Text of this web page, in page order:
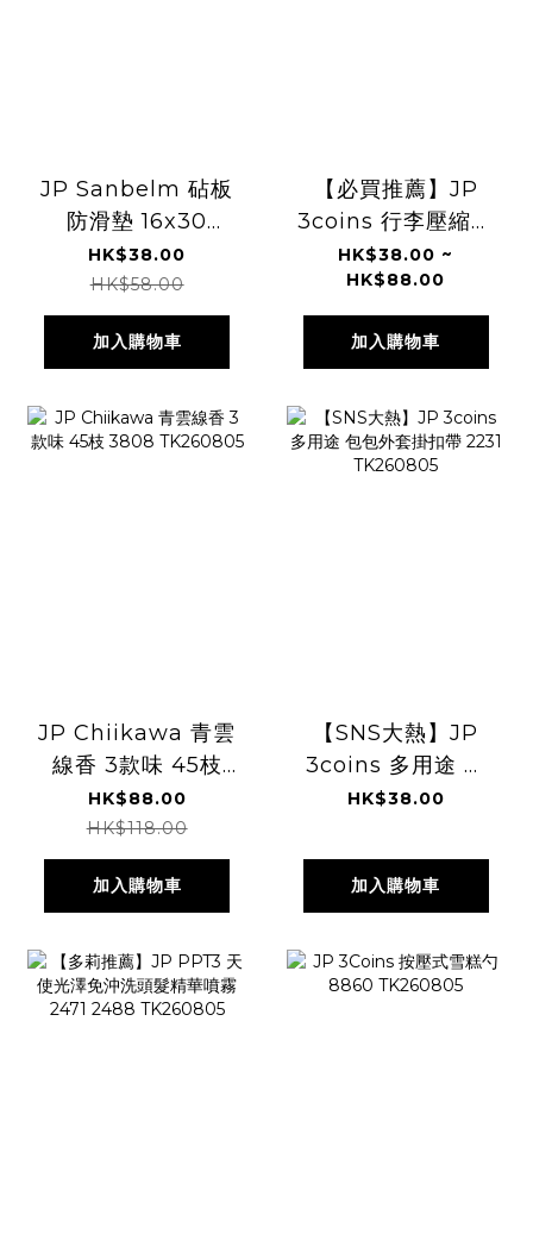
JP Sanbelm 砧板
防滑墊 16x30
2257 TK260805
HK$38.00
HK$58.00
加入購物車
【必買推薦】JP
3coins 行李壓縮器
＋壓縮袋 6521
6514 TK260805
HK$38.00 ~
HK$88.00
加入購物車
JP Chiikawa 青雲
線香 3款味 45枝
3808 TK260805
HK$88.00
HK$118.00
加入購物車
【SNS大熱】JP
3coins 多用途 包
包外套掛扣帶 2231
HK$38.00
加入購物車